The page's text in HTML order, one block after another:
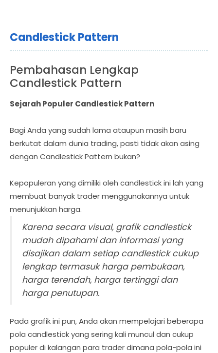
Candlestick Pattern
Pembahasan Lengkap
Candlestick Pattern
Sejarah Populer Candlestick Pattern
Bagi Anda yang sudah lama ataupun masih baru
berkutat dalam dunia trading, pasti tidak akan asing
dengan Candlestick Pattern bukan?
Kepopuleran yang dimiliki oleh candlestick ini lah yang
membuat banyak trader menggunakannya untuk
menunjukkan harga.
Karena secara visual, grafik candlestick
mudah dipahami dan informasi yang
disajikan dalam setiap candlestick cukup
lengkap termasuk harga pembukaan,
harga terendah, harga tertinggi dan
harga penutupan.
Pada grafik ini pun, Anda akan mempelajari beberapa
pola candlestick yang sering kali muncul dan cukup
populer di kalangan para trader dimana pola-pola ini